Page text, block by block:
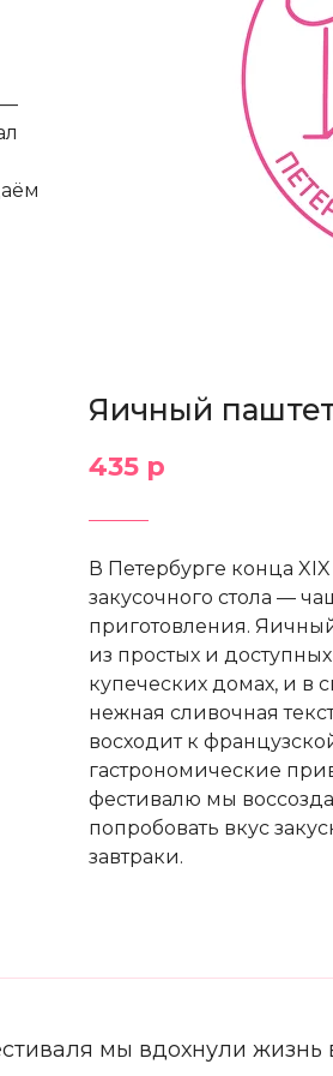
—
Яичный
435 р
В Петербурге конца
закусочного стола —
приготовления.
из простых и
купеческих домах, и в
нежная сливочная
восходит к
гастрономические
фестивалю мы
попробовать вкус
завтраки.
мы вдохнули жизнь